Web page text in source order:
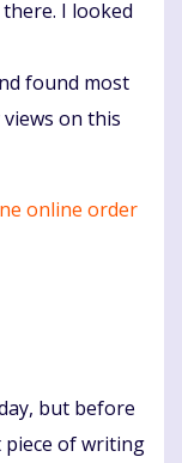
I looked
found most
on this
online order
but before
piece of writing